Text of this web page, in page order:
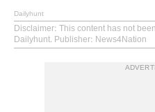
Dailyhunt
Disclaimer: This content has not
Dailyhunt. Publisher: News4Nation